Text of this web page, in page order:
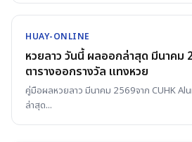
HUAY-ONLINE
หวยลาว วันนี้ ผลออกล่าสุด มีนาคม
ตารางออกรางวัล แทงหวย
คู่มือผลหวยลาว มีนาคม 2569จาก CUHK
ล่าสุด...